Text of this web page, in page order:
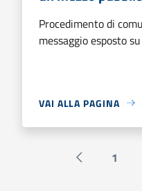
Procedimento di
messaggio esposto
VAI ALLA PAGINA
Pagina 1